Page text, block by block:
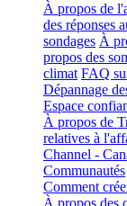
À propos de
des réponses
sondages À
propos des
climat FAQ
Dépannage
Espace
À propos de
relatives à
Channel -
Communautés
Comment
À propos des